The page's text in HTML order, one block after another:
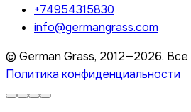
+74954315830
info@germangrass.com
© German Grass, 2012—2026.
Политика конфиденциальности